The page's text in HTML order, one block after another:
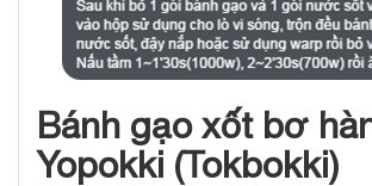
Bánh gạo xốt bơ
Yopokki (Tokbokki)